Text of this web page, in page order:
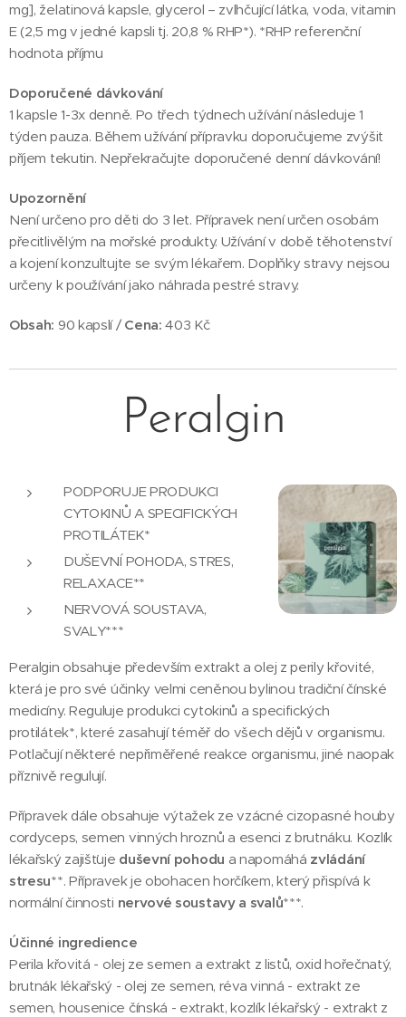
mg], želatinová kapsle, glycerol – zvlhčující látka, voda, vitamin
E (2,5 mg v jedné kapsli tj. 20,8 % RHP*). *RHP referenční
hodnota příjmu
Doporučené dávkování
1 kapsle 1-3x denně. Po třech týdnech užívání následuje 1
týden pauza. Během užívání přípravku doporučujeme zvýšit
příjem tekutin. Nepřekračujte doporučené denní dávkování!
Upozornění
Není určeno pro děti do 3 let. Přípravek není určen osobám
přecitlivělým na mořské produkty. Užívání v době těhotenství
a kojení konzultujte se svým lékařem. Doplňky stravy nejsou
určeny k používání jako náhrada pestré stravy.
Obsah: 90 kapslí / Cena:403 Kč
Peralgin
PODPORUJE PRODUKCI
CYTOKINŮ A SPECIFICKÝCH
PROTILÁTEK*
DUŠEVNÍ POHODA, STRES,
RELAXACE**
NERVOVÁ SOUSTAVA,
SVALY***
Peralgin obsahuje především extrakt a olej z perily křovité,
která je pro své účinky velmi ceněnou bylinou tradiční čínské
medicíny. Reguluje produkci cytokinů a specifických
protilátek*, které zasahují téměř do všech dějů v organismu.
Potlačují některé nepřiměřené reakce organismu, jiné naopak
příznivě regulují.
Přípravek dále obsahuje výtažek ze vzácné cizopasné houby
cordyceps, semen vinných hroznů a esenci z brutnáku. Kozlík
lékařský zajišťuje duševní pohodu a napomáhá zvládání
stresu**. Přípravek je obohacen horčíkem, který přispívá k
normální činnosti nervové soustavy a svalů***.
Účinné ingredience
Perila křovitá - olej ze semen a extrakt z listů, oxid hořečnatý,
brutnák lékařský - olej ze semen, réva vinná - extrakt ze
semen, housenice čínská - extrakt, kozlík lékařský - extrakt z